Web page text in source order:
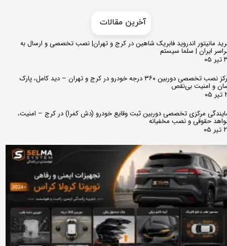
مانیتور اندروید فابریک شاهین در کرج و تهران| نصب تخصصی و ارسال به
ایران | سلما سیستم
مرکز نصب تخصصی دوربین ۳۶۰ درجه خودرو در کرج و تهران – دید کامل، پارک
و امنیت بی‌نقص
مرکزی تخصصی دوربین ثبت وقایع خودرو (دش کمرا) در کرج – امنیت،
حقوقی و نصب مخفیانه
​​آخرین مقالات